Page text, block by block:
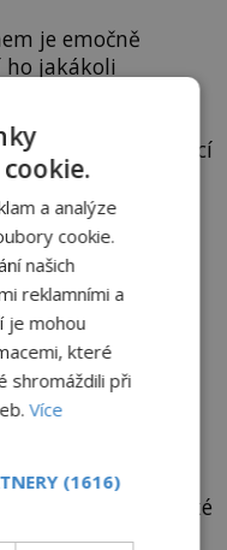
je emočně
ho jakákoli
pracující
– lékaři a
a sociální
ženy
a studenti.
a neschopnost
zvýšený
obavami ze
a také psychické
zaměření
a analýze
cookie.
našich
reklamními a
je mohou
které
shromáždili při
Více
(1616)